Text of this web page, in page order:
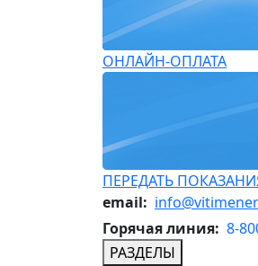
ОНЛАЙН-ОПЛАТА
ПЕРЕДАТЬ
email:
Горячая линия: 8-
РАЗДЕЛЫ